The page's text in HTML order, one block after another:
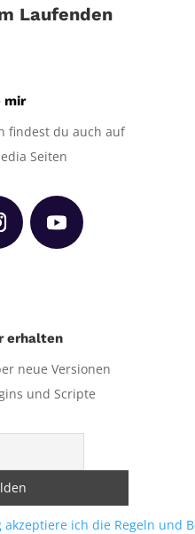
Laufenden
mir
findest du auch auf
Seiten
erhalten
neue Versionen
und Scripte
ich die Regeln und